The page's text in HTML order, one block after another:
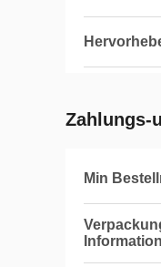
Zahlungs-
Min